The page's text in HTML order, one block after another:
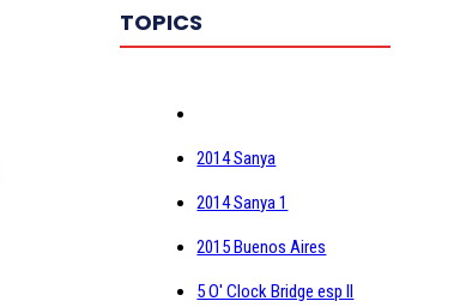
TOPICS
2014 Sanya
2014 Sanya 1
2015 Buenos Aires
5 O' Clock Bridge esp II